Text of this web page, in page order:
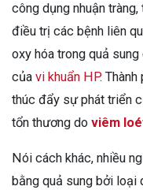
công dụng nhuận
điều trị các bệnh liên
oxy hóa trong quả
của vi khuẩn HP.
thúc đẩy sự phát triển
tổn thương do viêm
Nói cách khác, nhiều
bằng quả sung bởi loại